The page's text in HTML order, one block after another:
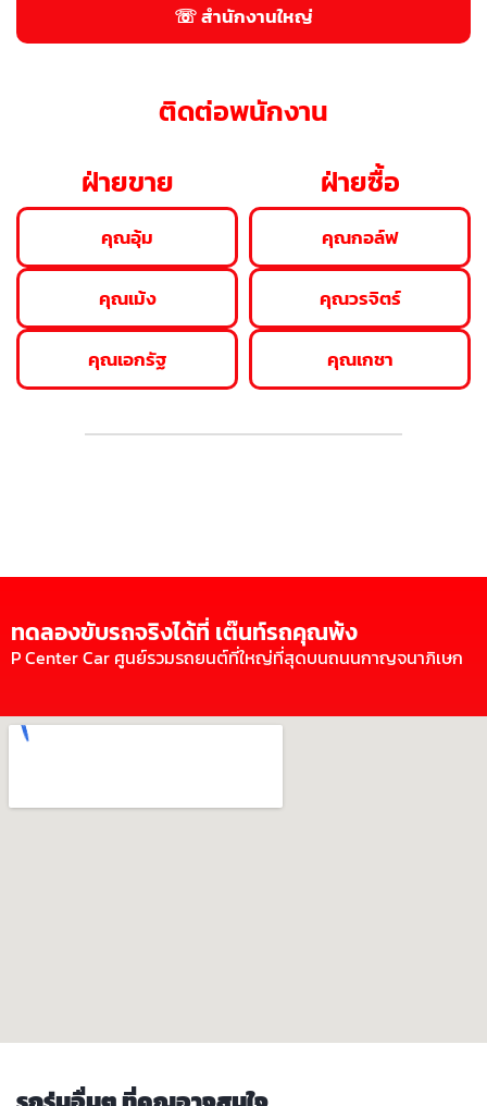
☏ สำนักงานใหญ่
ติดต่อพนักงาน
ฝ่ายขาย
คุณอุ้ม
คุณเม้ง
คุณเอกรัฐ
ฝ่ายซื้อ
คุณกอล์ฟ
คุณวรจิตร์
คุณเกชา
ทดลองขับรถจริงได้ที่ เต๊นท์รถคุณพ้ง
P Center Car ศูนย์รวมรถยนต์ที่ใหญ่ที่สุดบนถนนกาญจนาภิเษก